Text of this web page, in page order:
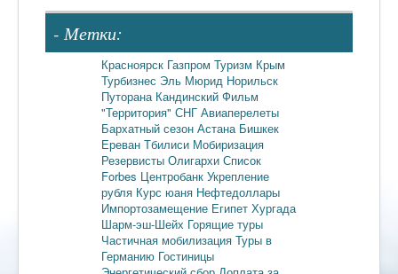
- Метки:
Красноярск Газпром Туризм Крым
Турбизнес Эль Мюрид Норильск
Путорана Кандинский Фильм
"Территория" СНГ Авиаперелеты
Бархатный сезон Астана Бишкек
Ереван Тбилиси Мобиризация
Резервисты Олигархи Список
Forbes Центробанк Укрепление
рубля Курс юаня Нефтедоллары
Импортозамещение Египет Хургада
Шарм-эш-Шейх Горящие туры
Частичная мобилизация Туры в
Германию Гостиницы